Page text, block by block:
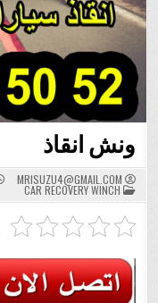
ونش انقاذ
MRISUZU4@GMAIL.COM
POSTED
IN
CAR RECOVERY WINCH